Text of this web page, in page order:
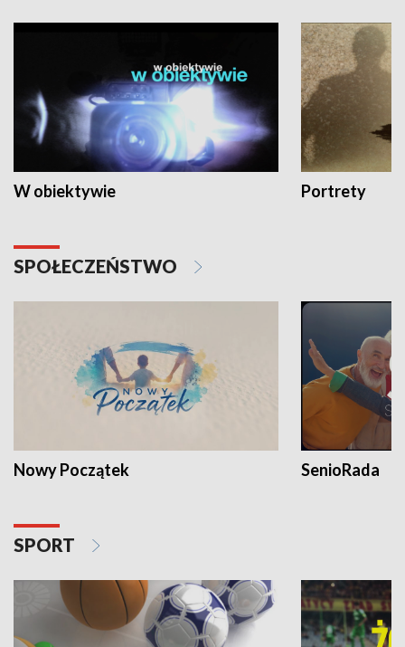
W obiektywie Portrety
SPOŁECZEŃSTWO
Nowy Początek SenioRada
SPORT